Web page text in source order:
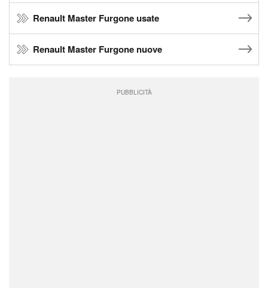
Renault Master Furgone usate
Renault Master Furgone nuove
PUBBLICITÀ